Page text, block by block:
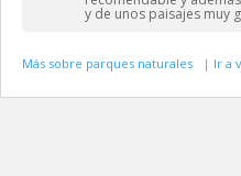
y de unos paisajes muy
Más sobre parques naturales |